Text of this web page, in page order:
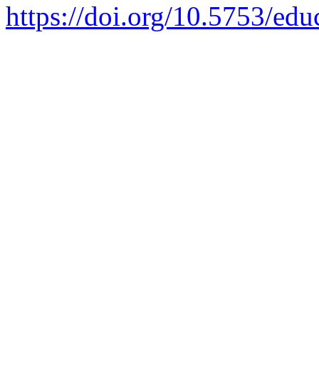
https://doi.org/10.5753/